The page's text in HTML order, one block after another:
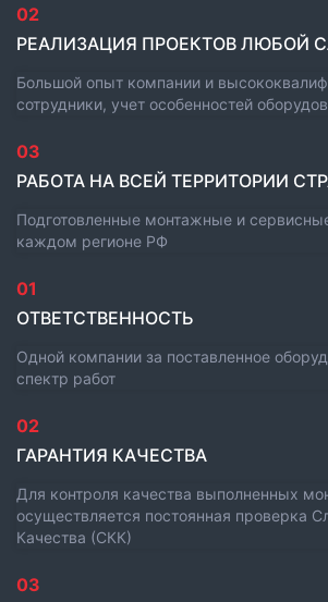
02
РЕАЛИЗАЦИЯ ПРОЕКТОВ ЛЮБОЙ
Большой опыт компании и
сотрудники, учет особенностей
03
РАБОТА НА ВСЕЙ ТЕРРИТОРИИ
Подготовленные монтажные и
каждом регионе РФ
01
ОТВЕТСТВЕННОСТЬ
Одной компании за поставленное
спектр работ
02
ГАРАНТИЯ КАЧЕСТВА
Для контроля качества выполненных
осуществляется постоянная проверка
Качества (СКК)
03